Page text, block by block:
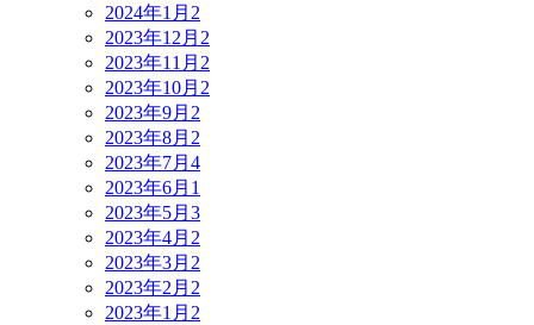
2024年1月 2
2023年12月 2
2023年11月 2
2023年10月 2
2023年9月 2
2023年8月 2
2023年7月 4
2023年6月 1
2023年5月 3
2023年4月 2
2023年3月 2
2023年2月 2
2023年1月 2